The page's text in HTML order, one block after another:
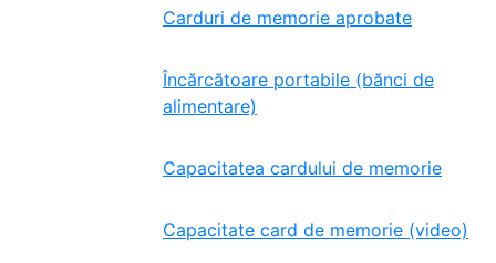
Carduri de memorie aprobate
Încărcătoare portabile (bănci de
alimentare)
Capacitatea cardului de memorie
Capacitate card de memorie (video)